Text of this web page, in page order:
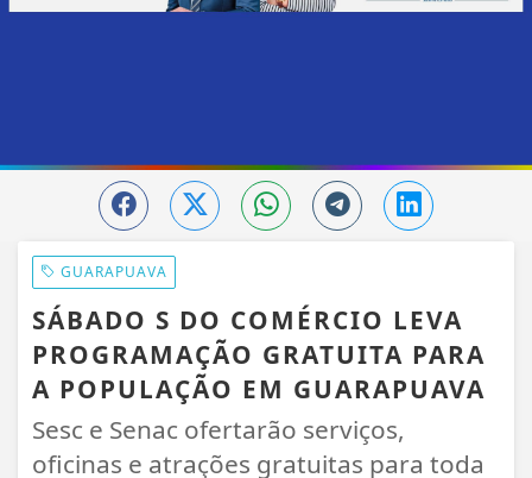
GUARAPUAVA
SÁBADO S DO COMÉRCIO LEVA
PROGRAMAÇÃO GRATUITA PARA
A POPULAÇÃO EM GUARAPUAVA
Sesc e Senac ofertarão serviços,
oficinas e atrações gratuitas para toda